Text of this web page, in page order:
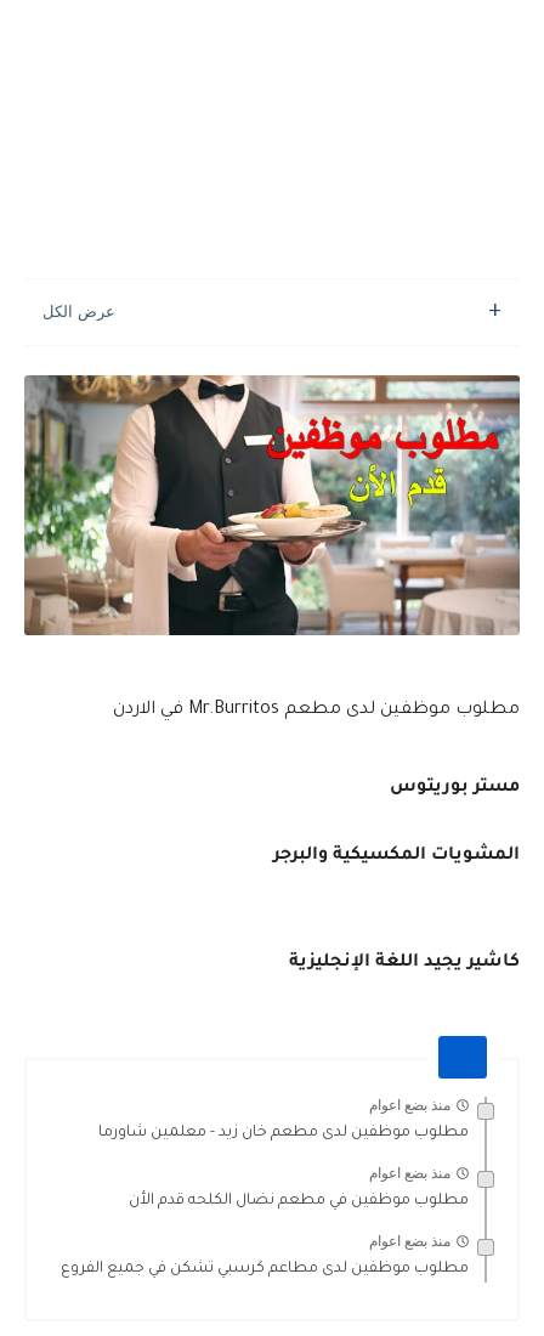
مطلوب موظفين لدى مطعم Mr.Burritos في الاردن
مستر بوريتوس
المشويات المكسيكية والبرجر
كاشير يجيد اللغة الإنجليزية
منذ بضع اعوام
مطلوب موظفين لدى مطعم خان زيد - معلمين شاورما
منذ بضع اعوام
مطلوب موظفين في مطعم نضال الكلحه قدم الأن
منذ بضع اعوام
مطلوب موظفين لدى مطاعم كرسبي تشكن في جميع الفروع